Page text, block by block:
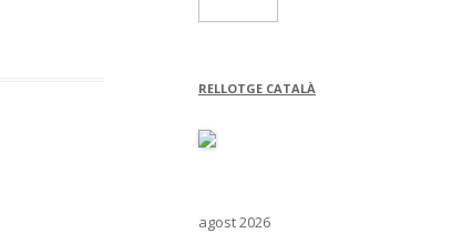
RELLOTGE CATALÀ
agost 2026